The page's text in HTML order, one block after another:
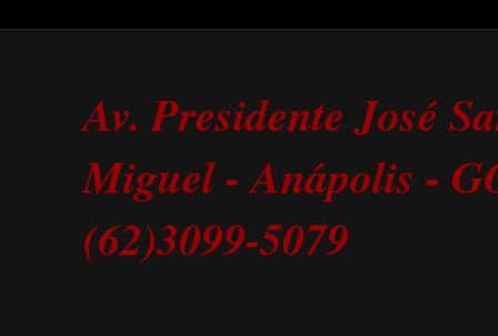
Av. Presidente José
Miguel - Anápolis -
(62)3099-5079